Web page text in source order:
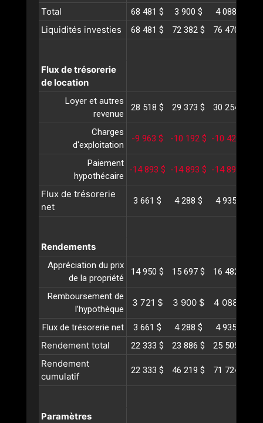
Total 68 481 $ 3 900 $ 4 088 $
Liquidités investies 68 481 $ 72 382 $ 76 470 $
Flux de trésorerie
de location
Loyer et autres
revenue
28 518 $ 29 373 $ 30 254 $
Charges
d'exploitation
-9 963 $ -10 192 $ -10 426 $
Paiement
hypothécaire
-14 893 $ -14 893 $ -14 893 $
Flux de trésorerie
net
3 661 $ 4 288 $ 4 935 $
Rendements
Appréciation du prix
de la propriété
14 950 $ 15 697 $ 16 482 $
Remboursement de
l’hypothèque
3 721 $ 3 900 $ 4 088 $
Flux de trésorerie net 3 661 $ 4 288 $ 4 935 $
Rendement total 22 333 $ 23 886 $ 25 505 $
Rendement
cumulatif
22 333 $ 46 219 $ 71 724 $
Paramètres